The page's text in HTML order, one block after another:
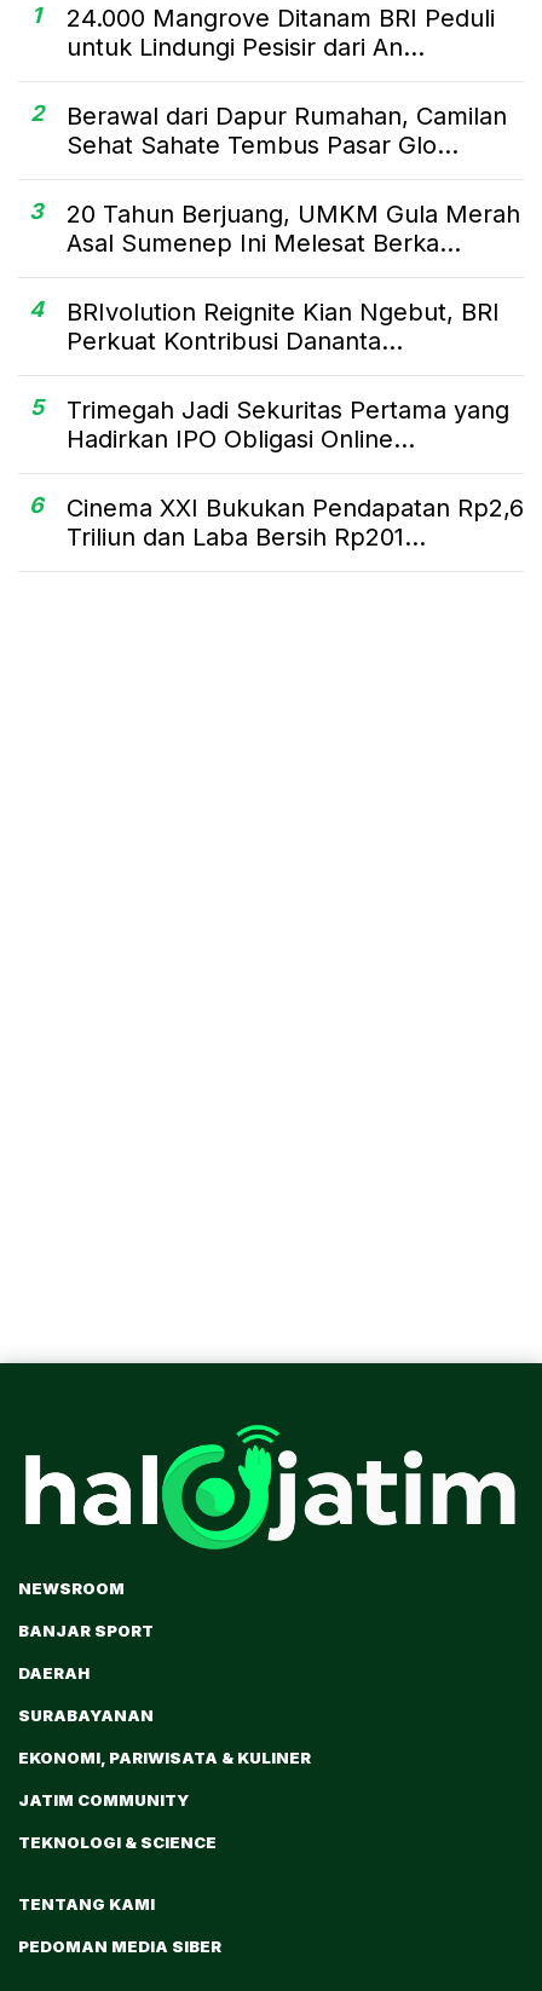
1
24.000 Mangrove Ditanam BRI Peduli
untuk Lindungi Pesisir dari An...
2
Berawal dari Dapur Rumahan, Camilan
Sehat Sahate Tembus Pasar Glo...
3
20 Tahun Berjuang, UMKM Gula Merah
Asal Sumenep Ini Melesat Berka...
4
BRIvolution Reignite Kian Ngebut, BRI
Perkuat Kontribusi Dananta...
5
Trimegah Jadi Sekuritas Pertama yang
Hadirkan IPO Obligasi Online...
6
Cinema XXI Bukukan Pendapatan Rp2,6
Triliun dan Laba Bersih Rp201...
NEWSROOM
BANJAR SPORT
DAERAH
SURABAYANAN
EKONOMI, PARIWISATA & KULINER
JATIM COMMUNITY
TEKNOLOGI & SCIENCE
TENTANG KAMI
PEDOMAN MEDIA SIBER